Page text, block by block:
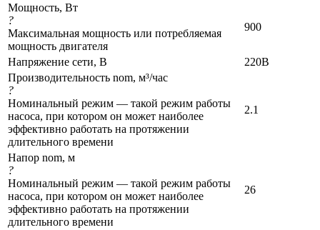
Мощность, Вт
?
Максимальная мощность или потребляемая
мощность двигателя
900
Напряжение сети, В
220В
Производительность nom, м³/час
?
Номинальный режим — такой режим работы
насоса, при котором он может наиболее
эффективно работать на протяжении
длительного времени
2.1
Напор nom, м
?
Номинальный режим — такой режим работы
насоса, при котором он может наиболее
эффективно работать на протяжении
длительного времени
26